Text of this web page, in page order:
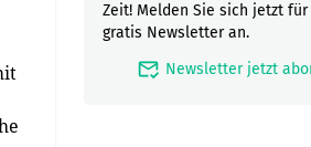
Zeit! Melden Sie sich jetzt für
gratis Newsletter an.
mark_email_read Newsletter jetzt